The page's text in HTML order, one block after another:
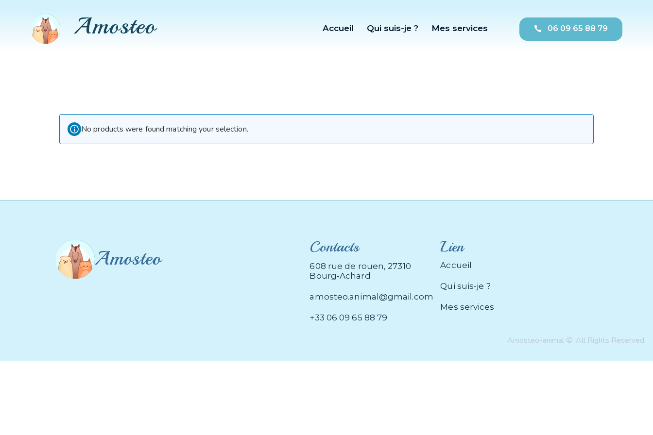
Amosteo Accueil Qui suis-je ? Mes services 06 09 65 88 79
No products were found matching your selection.
Amosteo Contacts
608 rue de rouen, 27310
Bourg-Achard
amosteo.animal@gmail.com
+33 06 09 65 88 79
Lien
Accueil
Qui suis-je ?
Mes services
Amosteo-animal ©. All Rights Reserved.